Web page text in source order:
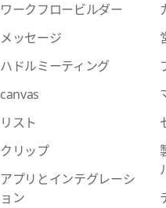
ワークフロービルダー
メッセージ
ハドルミーティング
canvas
リスト
クリップ
アプリとインテグレーシ
ョン